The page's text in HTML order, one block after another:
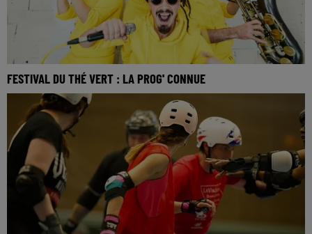
FESTIVAL DU THÉ VERT : LA PROG' CONNUE